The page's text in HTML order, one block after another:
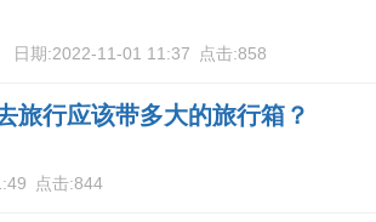
日期:2022-11-01 11:37 点击:858
旅行应该带多大的旅行箱？
点击:844